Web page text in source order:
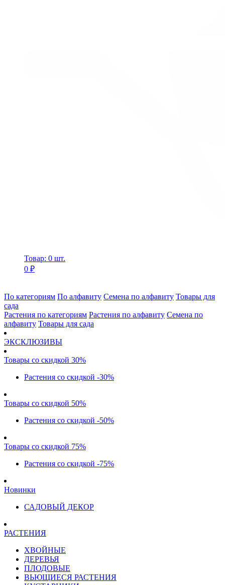
Товар: 0 шт.
0 ₽
По категориям По алфавиту Семена по алфавиту Товары для
сада
Растения по категориям Растения по алфавиту Семена по
алфавиту Товары для сада
ЭКСКЛЮЗИВЫ
Товары со скидкой 30%
Растения со скидкой -30%
Товары со скидкой 50%
Растения со скидкой -50%
Товары со скидкой 75%
Растения со скидкой -75%
Новинки
САДОВЫЙ ДЕКОР
РАСТЕНИЯ
ХВОЙНЫЕ
ДЕРЕВЬЯ
ПЛОДОВЫЕ
ВЬЮЩИЕСЯ РАСТЕНИЯ